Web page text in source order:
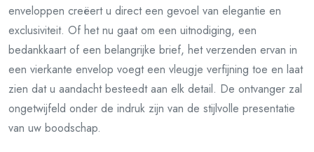
enveloppen creëert u direct een gevoel van elegantie en
exclusiviteit. Of het nu gaat om een uitnodiging, een
bedankkaart of een belangrijke brief, het verzenden ervan in
een vierkante envelop voegt een vleugje verfijning toe en laat
zien dat u aandacht besteedt aan elk detail. De ontvanger zal
ongetwijfeld onder de indruk zijn van de stijlvolle presentatie
van uw boodschap.